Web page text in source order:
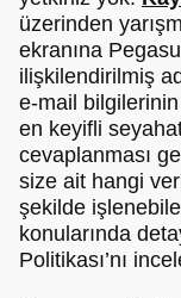
üzerinden
ekranına
ilişkilendirilmiş
e-mail
en keyifli
cevaplanması
size ait hangi
şekilde
konularında
Politikası’nı